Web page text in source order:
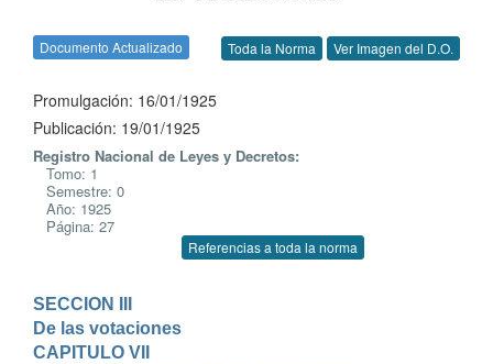
Documento Actualizado Toda la Norma Ver Imagen del D.O.
Promulgación: 16/01/1925
Publicación: 19/01/1925
Registro Nacional de Leyes y Decretos:
Tomo: 1
Semestre: 0
Año: 1925
Página: 27
Referencias a toda la norma
SECCION III
De las votaciones
CAPITULO VII